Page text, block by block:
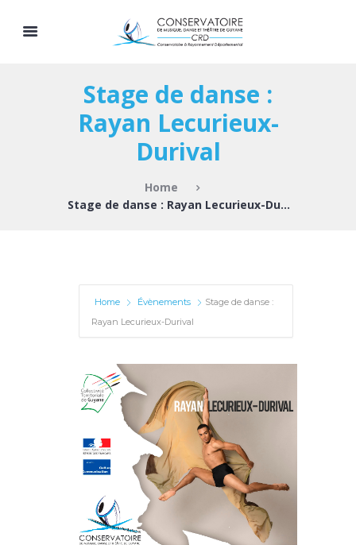
Stage de danse :
Rayan Lecurieux-
Durival
Home
Stage de danse : Rayan Lecurieux-Durival
Home Évènements
Stage de danse :
Rayan Lecurieux-Durival